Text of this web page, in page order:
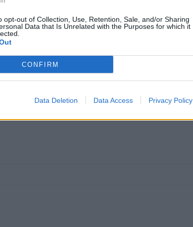
opt-out of Collection, Use, Retention, Sale, and/or Sharing
Data that Is Unrelated with the Purposes for which it
CONFIRM
Data Deletion Data Access Privacy Policy
vita és a rossz vita között éppen ez a különbség: a
a felek, az építőben pedig nem a vita okát,
megoldást keresik.